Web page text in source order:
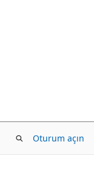
Oturum açın